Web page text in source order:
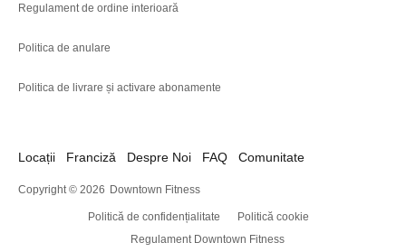
Regulament de ordine interioară
Politica de anulare
Politica de livrare și activare abonamente
Locații Franciză Despre Noi FAQ Comunitate
Copyright © 2026 Downtown Fitness
Politică de confidențialitate
Politică cookie
Regulament Downtown Fitness